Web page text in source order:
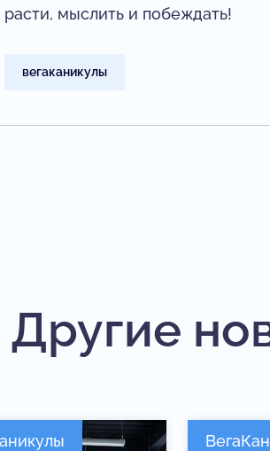
расти, мыслить и побеждать!
вегаканикулы
Другие